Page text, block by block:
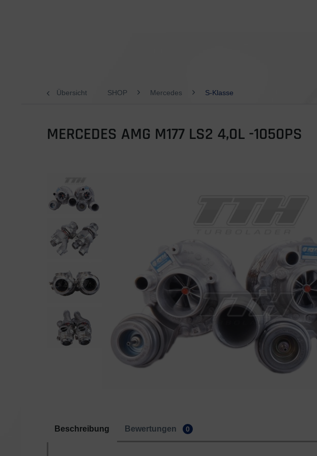
Übersicht SHOP Mercedes S-Klasse
MERCEDES AMG M177 LS2 4,0L -1050PS
Beschreibung Bewertungen 0